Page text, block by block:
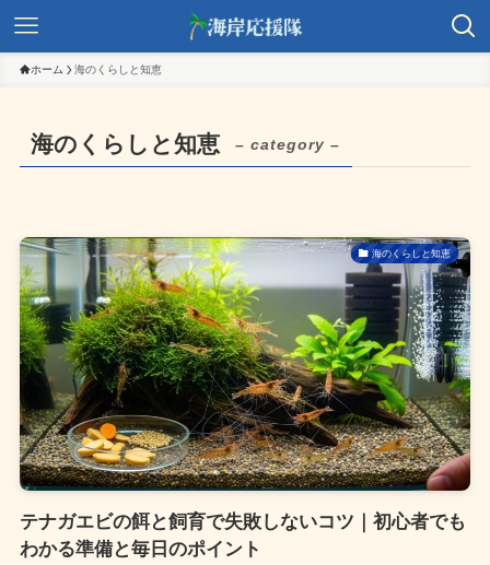
ホーム 海のくらしと知恵
海のくらしと知恵 – category –
海のくらしと知恵
テナガエビの餌と飼育で失敗しないコツ｜初心者でも
わかる準備と毎日のポイント